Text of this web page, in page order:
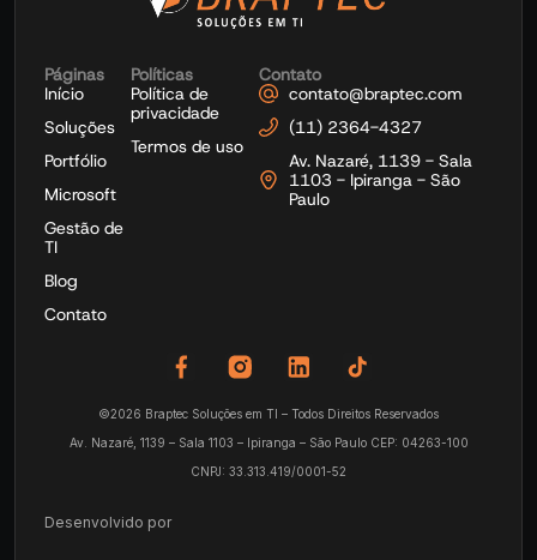
Páginas
Início
Soluções
Portfólio
Microsoft
Gestão de
TI
Blog
Contato
Políticas
Política de
privacidade
Termos de uso
Contato
contato@braptec.com
(11) 2364-4327
Av. Nazaré, 1139 - Sala
1103 - Ipiranga - São
Paulo
©2026 Braptec Soluções em TI – Todos Direitos Reservados
Av. Nazaré, 1139 – Sala 1103 – Ipiranga – São Paulo CEP: 04263-100
CNPJ: 33.313.419/0001-52
Desenvolvido por